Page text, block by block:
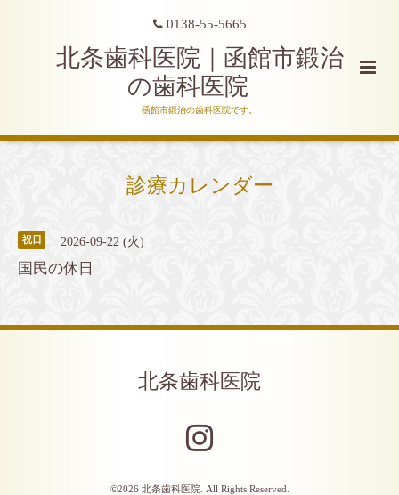
0138-55-5665
北条歯科医院｜函館市鍛治
の歯科医院
函館市鍛治の歯科医院です。
診療カレンダー
祝日 2026-09-22 (火)
国民の休日
北条歯科医院
©2026 北条歯科医院. All Rights Reserved.